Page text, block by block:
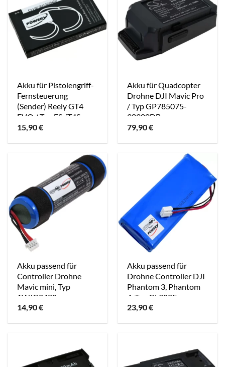
Akku für Pistolengriff-
Fernsteuerung
(Sender) Reely GT4
EVO / Typ FS-iT4S
15,90€
Akku für Quadcopter
Drohne DJI Mavic Pro
/ Typ GP785075-
38300DB
79,90€
Akku passend für
Controller Drohne
Mavic mini, Typ
1WJG0480
14,90€
Akku passend für
Drohne Controller DJI
Phantom 3, Phantom
4, Typ GL300E
23,90€